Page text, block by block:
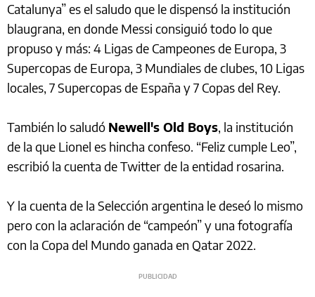
Catalunya” es el saludo que le dispensó la institución
blaugrana, en donde Messi consiguió todo lo que
propuso y más: 4 Ligas de Campeones de Europa, 3
Supercopas de Europa, 3 Mundiales de clubes, 10 Ligas
locales, 7 Supercopas de España y 7 Copas del Rey.
También lo saludó Newell's Old Boys, la institución
de la que Lionel es hincha confeso. “Feliz cumple Leo”,
escribió la cuenta de Twitter de la entidad rosarina.
Y la cuenta de la Selección argentina le deseó lo mismo
pero con la aclaración de “campeón” y una fotografía
con la Copa del Mundo ganada en Qatar 2022.